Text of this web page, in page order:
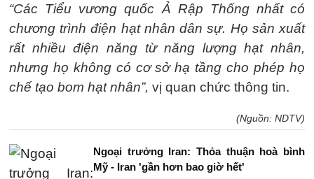
“Các Tiểu vương quốc Ả Rập Thống nhất có
chương trình điện hạt nhân dân sự. Họ sản xuất
rất nhiều điện năng từ năng lượng hạt nhân,
nhưng họ không có cơ sở hạ tầng cho phép họ
chế tạo bom hạt nhân”, vị quan chức thông tin.
(Nguồn: NDTV)
Ngoại trưởng Iran: Thỏa thuận hoà bình
Mỹ - Iran 'gần hơn bao giờ hết'